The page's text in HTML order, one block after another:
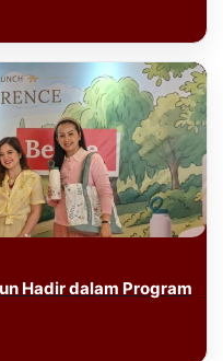
Hadir dalam Program